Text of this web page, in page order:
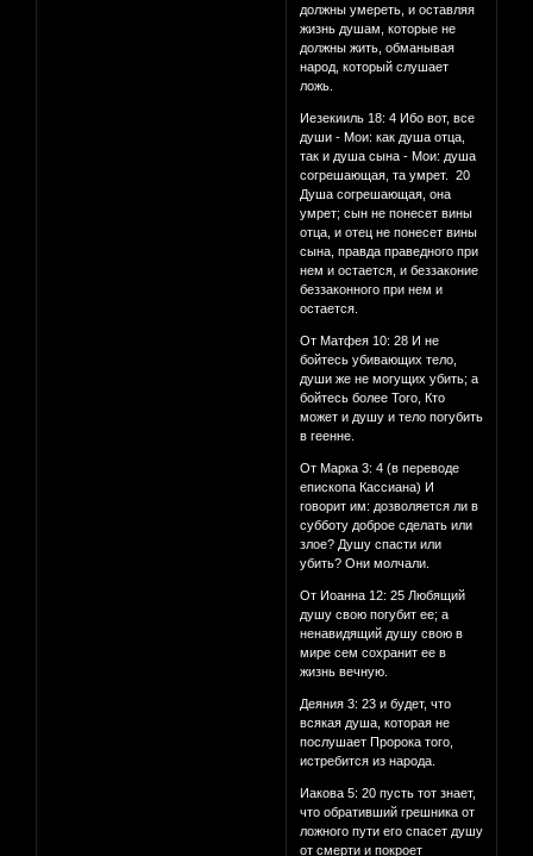
должны умереть, и оставляя
жизнь душам, которые не
должны жить, обманывая
народ, который слушает
ложь.
Иезекииль 18: 4 Ибо вот, все
души - Мои: как душа отца,
так и душа сына - Мои: душа
согрешающая, та умрет. 20
Душа согрешающая, она
умрет; сын не понесет вины
отца, и отец не понесет вины
сына, правда праведного при
нем и остается, и беззаконие
беззаконного при нем и
остается.
От Матфея 10: 28 И не
бойтесь убивающих тело,
души же не могущих убить; а
бойтесь более Того, Кто
может и душу и тело погубить
в геенне.
От Марка 3: 4 (в переводе
епископа Кассиана) И
говорит им: дозволяется ли в
субботу доброе сделать или
злое? Душу спасти или
убить? Они молчали.
От Иоанна 12: 25 Любящий
душу свою погубит ее; а
ненавидящий душу свою в
мире сем сохранит ее в
жизнь вечную.
Деяния 3: 23 и будет, что
всякая душа, которая не
послушает Пророка того,
истребится из народа.
Иакова 5: 20 пусть тот знает,
что обративший грешника от
ложного пути его спасет душу
от смерти и покроет